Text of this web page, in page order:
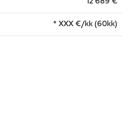
* XXX €/kk (60kk)